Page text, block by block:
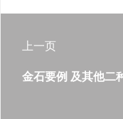
上一页
金石要例 及其他二